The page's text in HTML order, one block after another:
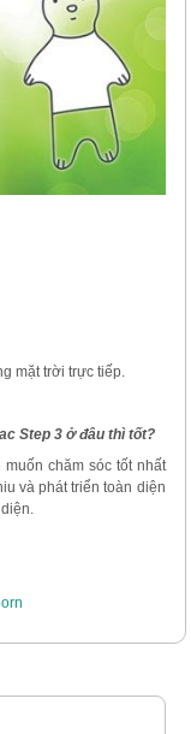
mặt trời trực tiếp.
Step 3 ở đâu thì tốt?
chăm sóc tốt nhất
và phát triển toàn diện